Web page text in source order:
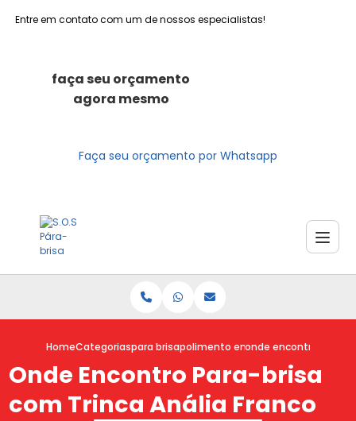
Entre em contato com um de nossos especialistas!
faça seu orçamento
agora mesmo
Faça seu orçamento por Whatsapp
HomeCategoriaspara brisapolimento em para brisa
onde encontro para
Onde Encontro Para-brisa
com Trinca Anália Franco